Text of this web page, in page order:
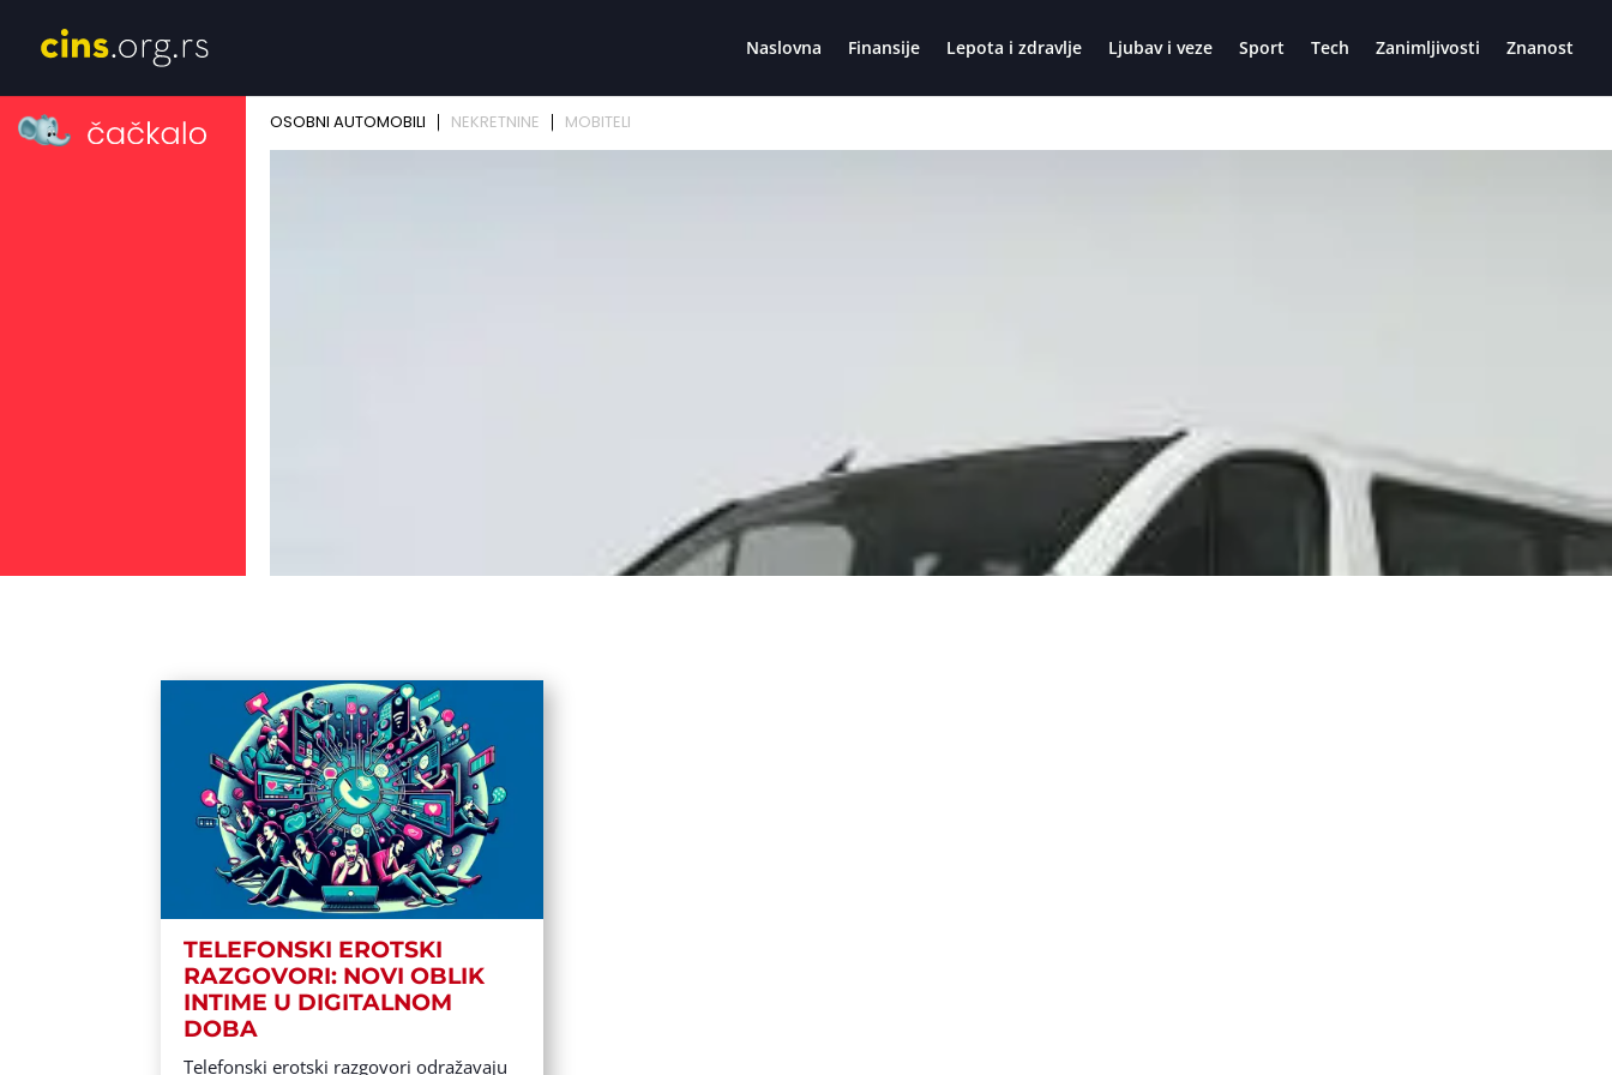
Naslovna Finansije Lepota i zdravlje Ljubav i veze Sport Tech Zanimljivosti Znanost
TELEFONSKI EROTSKI
RAZGOVORI: NOVI OBLIK
INTIME U DIGITALNOM
DOBA
Telefonski erotski razgovori odražavaju